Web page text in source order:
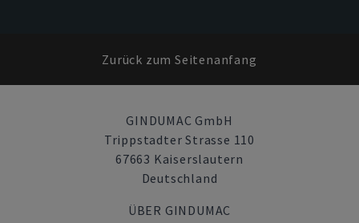
Zurück zum Seitenanfang
GINDUMAC GmbH
Trippstadter Strasse 110
67663 Kaiserslautern
Deutschland
ÜBER GINDUMAC